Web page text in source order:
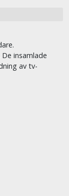
insamlade
av tv-